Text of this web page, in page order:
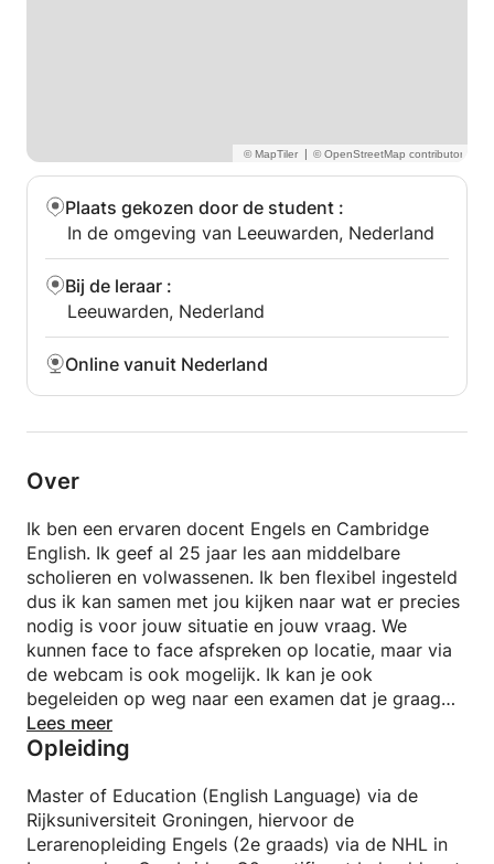
|
Plaats gekozen door de student :
In de omgeving van Leeuwarden, Nederland
Bij de leraar :
Leeuwarden, Nederland
Online vanuit Nederland
Over
Ik ben een ervaren docent Engels en Cambridge
English. Ik geef al 25 jaar les aan middelbare
scholieren en volwassenen. Ik ben flexibel ingesteld
dus ik kan samen met jou kijken naar wat er precies
nodig is voor jouw situatie en jouw vraag. We
kunnen face to face afspreken op locatie, maar via
de webcam is ook mogelijk. Ik kan je ook
begeleiden op weg naar een examen dat je graag
wilt halen, zoals een Staatsexamen of een
Cambridge certificaat. Ook hier heb ik ervaring mee.
ontdekken naar jouw perfecte leerweg en je
leerdoel te halen!
Lees meer
Opleiding
Master of Education (English Language) via de
Rijksuniversiteit Groningen, hiervoor de
Lerarenopleiding Engels (2e graads) via de NHL in